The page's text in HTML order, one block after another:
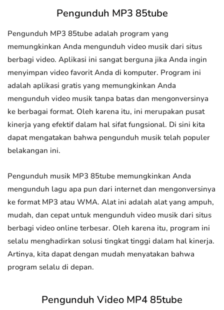
Pengunduh MP3 85tube
Pengunduh MP3 85tube adalah program yang
memungkinkan Anda mengunduh video musik dari situs
berbagi video. Aplikasi ini sangat berguna jika Anda ingin
menyimpan video favorit Anda di komputer. Program ini
adalah aplikasi gratis yang memungkinkan Anda
mengunduh video musik tanpa batas dan mengonversinya
ke berbagai format. Oleh karena itu, ini merupakan pusat
kinerja yang efektif dalam hal sifat fungsional. Di sini kita
dapat mengatakan bahwa pengunduh musik telah populer
belakangan ini.
Pengunduh musik MP3 85tube memungkinkan Anda
mengunduh lagu apa pun dari internet dan mengonversinya
ke format MP3 atau WMA. Alat ini adalah alat yang ampuh,
mudah, dan cepat untuk mengunduh video musik dari situs
berbagi video online terbesar. Oleh karena itu, program ini
selalu menghadirkan solusi tingkat tinggi dalam hal kinerja.
Artinya, kita dapat dengan mudah menyatakan bahwa
program selalu di depan.
Pengunduh Video MP4 85tube